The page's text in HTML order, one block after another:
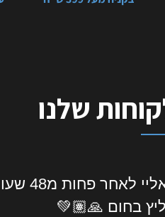
שלנו
אחלה
בחום 🙏🏽💚